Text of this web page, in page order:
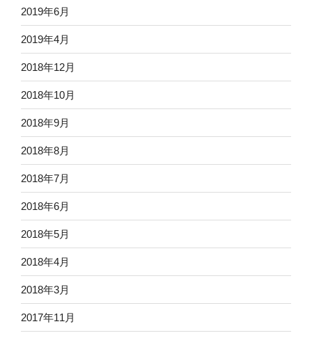
2019年6月
2019年4月
2018年12月
2018年10月
2018年9月
2018年8月
2018年7月
2018年6月
2018年5月
2018年4月
2018年3月
2017年11月